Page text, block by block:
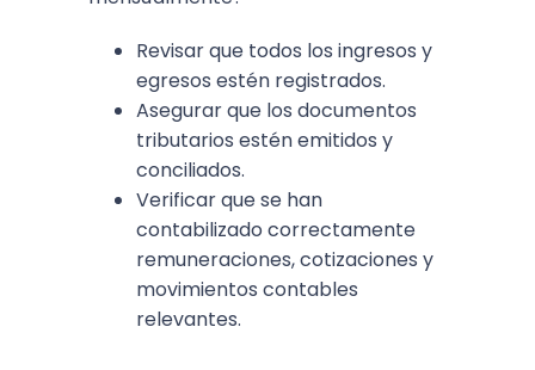
Revisar que todos los ingresos y
egresos estén registrados.
Asegurar que los documentos
tributarios estén emitidos y
conciliados.
Verificar que se han
contabilizado correctamente
remuneraciones, cotizaciones y
movimientos contables
relevantes.